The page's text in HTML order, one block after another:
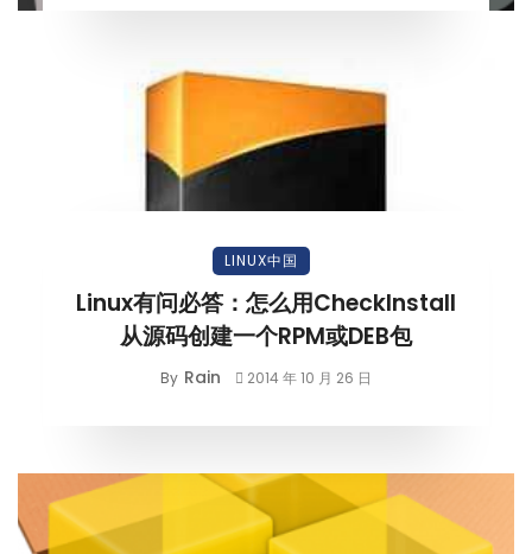
LINUX中国
Linux有问必答：怎么用CheckInstall
从源码创建一个RPM或DEB包
By Rain 2014 年 10 月 26 日